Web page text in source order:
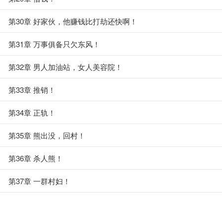
第30章 好家伙，他赚钱比打劫还快啊！
第31章 万事俱备只欠东风！
第32章 男人加油站，女人美容院！
第33章 推销！
第34章 正轨！
第35章 熊出没，回村！
第36章 杀人熊！
第37章 一群村妇！